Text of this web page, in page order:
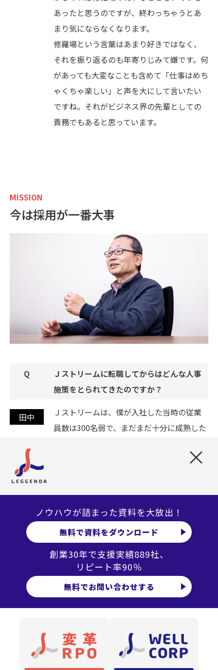
×
ノウハウが詰まった資料を大放出！
無料で資料をダウンロード
創業30年で支援実績889社、
リピート率90％
無料でお問い合わせする
あったと思うのですが、終わっちゃうとあ
まり気にならなくなります。
修羅場という言葉はあまり好きではなく、
それを振り返るのも年寄りじみて嫌です。何
があっても大変なことも含めて「仕事はめち
ゃくちゃ楽しい」と声を大にして言いたい
ですね。それがビジネス界の先輩としての
責務でもあると思っています。
MISSION
今は採用が一番大事
Ｊストリームに転職してからはどんな人事
施策をとられてきたのですか？
Ｊストリームは、僕が入社した当時の従業
員数は300名弱で、まだまだ十分に成熟した
でした。今は400名ほどまで増えていて、こ
て根付かせることがミッションです。もっと
いうなら僕がいなくなっても続くような仕組
みを作らなくちゃいけないと思っています。
入社してから取り組んできた施策でいうと
大きく3つあって、1つは採用活動です。人材
がビジネスを左右するので企業の成長のた
めには採用が優先課題。昨年から人事に課
通の会社では人事制度をやるのが1課なので
しょうが、Ｊストリームでは1課は採用をや
る課にしました。そのぐらい僕らの組織で